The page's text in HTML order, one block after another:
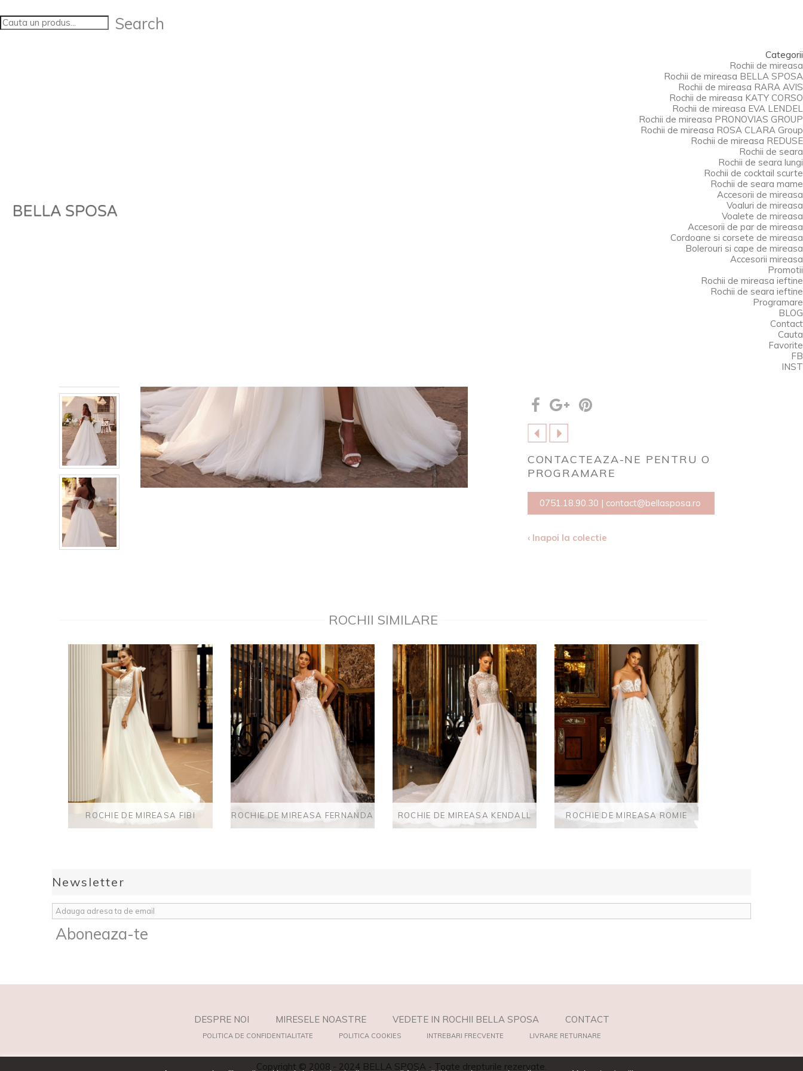
Search
Categorii
Rochii de mireasa
Rochii de mireasa BELLA SPOSA
Rochii de mireasa RARA AVIS
Rochii de mireasa KATY CORSO
Rochii de mireasa EVA LENDEL
Rochii de mireasa PRONOVIAS GROUP
Rochii de mireasa ROSA CLARA Group
Rochii de mireasa REDUSE
Rochii de seara
Rochii de seara lungi
Rochii de cocktail scurte
Rochii de seara mame
Accesorii de mireasa
Voaluri de mireasa
Voalete de mireasa
Accesorii de par de mireasa
Cordoane si corsete de mireasa
Bolerouri si cape de mireasa
Accesorii mireasa
Promotii
Rochii de mireasa ieftine
Rochii de seara ieftine
Programare
BLOG
Contact
Cauta
Favorite
FB
INST
ROCHIE DE MIREASA
Rochia de mireasa SATURN by RILLIANSE
, realizat din tulle fin cu aplicații
completează perfect look-ul, oferind un
echilibru între rafinament și senzualitate
CONTACTEAZA-NE PENTRU O
PROGRAMARE
0751.18.90.30 | contact@bellasposa.ro
‹ Inapoi la colectie
ROCHII SIMILARE
ROCHIE DE MIREASA FIBI ROCHIE DE MIREASA FERNANDA ROCHIE DE MIREASA KENDALL ROCHIE DE MIREASA ROMIE
Newsletter
Aboneaza-te
DESPRE NOI MIRESELE NOASTRE VEDETE IN ROCHII BELLA SPOSA CONTACT
POLITICA DE CONFIDENTIALITATE POLITICA COOKIES INTREBARI FRECVENTE LIVRARE RETURNARE
Copyright © 2008 - 2024 BELLA SPOSA - Toate drepturile rezervate.